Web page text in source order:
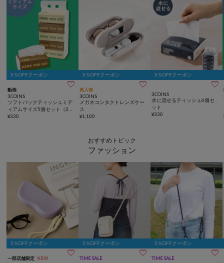
5％OFFクーポン
動画 
3COINS
ソフトパックティッシュミデ
ィアムサイズ5個セット（200
組）
¥330
5％OFFクーポン
再入荷 
3COINS
メガネコンタクトレンズケー
ス
¥1,100
5％OFFクーポン

3COINS
水に流せるティッシュ6個セ
ット
¥330
おすすめトピック
ファッション
5％OFFクーポン
一部店舗限定 NEW 
5％OFFクーポン
TIME SALE 
5％OFFクーポン
TIME SALE 